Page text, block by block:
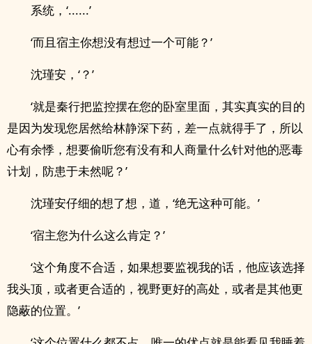
系统，‘......’
‘而且宿主你想没有想过一个可能？’
沈瑾安，‘？’
‘就是秦行把监控摆在您的卧室里面，其实真实的目的
是因为发现您居然给林静深下药，差一点就得手了，所以
心有余悸，想要偷听您有没有和人商量什么针对他的恶毒
计划，防患于未然呢？’
沈瑾安仔细的想了想，道，‘绝无这种可能。’
‘宿主您为什么这么肯定？’
‘这个角度不合适，如果想要监视我的话，他应该选择
我头顶，或者更合适的，视野更好的高处，或者是其他更
隐蔽的位置。’